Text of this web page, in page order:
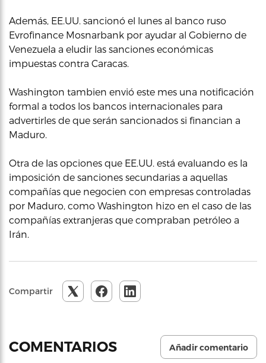
Además, EE.UU. sancionó el lunes al banco ruso
Evrofinance Mosnarbank por ayudar al Gobierno de
Venezuela a eludir las sanciones económicas
impuestas contra Caracas.
Washington tambien envió este mes una notificación
formal a todos los bancos internacionales para
advertirles de que serán sancionados si financian a
Maduro.
Otra de las opciones que EE.UU. está evaluando es la
imposición de sanciones secundarias a aquellas
compañías que negocien con empresas controladas
por Maduro, como Washington hizo en el caso de las
compañías extranjeras que compraban petróleo a
Irán.
Compartir
COMENTARIOS Añadir comentario